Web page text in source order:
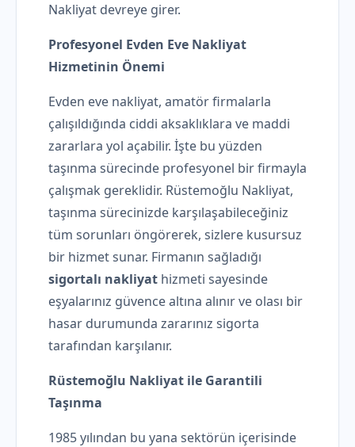
Nakliyat devreye girer.
Profesyonel Evden Eve Nakliyat
Hizmetinin Önemi
Evden eve nakliyat, amatör firmalarla
çalışıldığında ciddi aksaklıklara ve maddi
zararlara yol açabilir. İşte bu yüzden
taşınma sürecinde profesyonel bir firmayla
çalışmak gereklidir. Rüstemoğlu Nakliyat,
taşınma sürecinizde karşılaşabileceğiniz
tüm sorunları öngörerek, sizlere kusursuz
bir hizmet sunar. Firmanın sağladığı
sigortalı nakliyat hizmeti sayesinde
eşyalarınız güvence altına alınır ve olası bir
hasar durumunda zararınız sigorta
tarafından karşılanır.
Rüstemoğlu Nakliyat ile Garantili
Taşınma
1985 yılından bu yana sektörün içerisinde